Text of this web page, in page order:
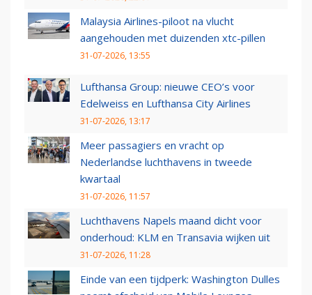
Malaysia Airlines-piloot na vlucht
aangehouden met duizenden xtc-pillen
31-07-2026, 13:55
Lufthansa Group: nieuwe CEO’s voor
Edelweiss en Lufthansa City Airlines
31-07-2026, 13:17
Meer passagiers en vracht op
Nederlandse luchthavens in tweede
kwartaal
31-07-2026, 11:57
Luchthavens Napels maand dicht voor
onderhoud: KLM en Transavia wijken uit
31-07-2026, 11:28
Einde van een tijdperk: Washington Dulles